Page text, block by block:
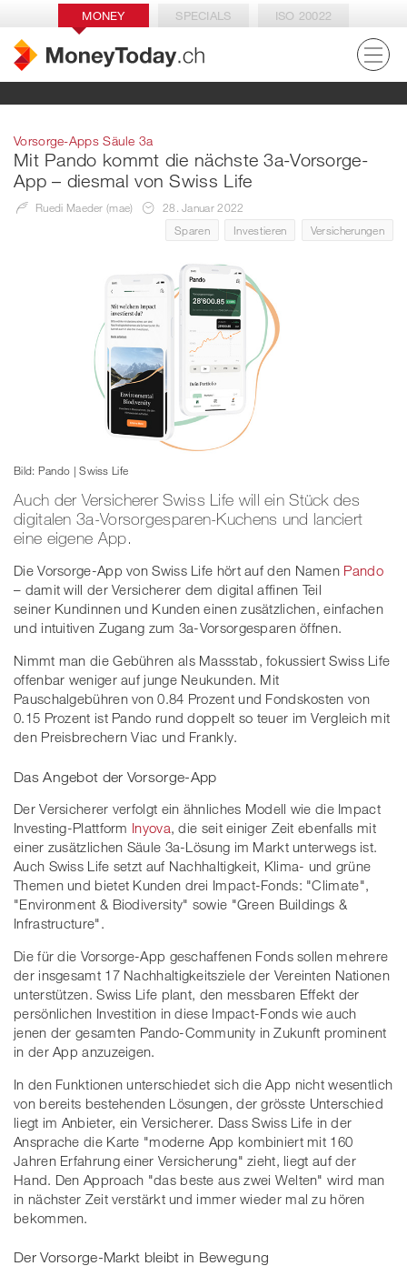
MONEY SPECIALS ISO 20022
Vorsorge-Apps Säule 3a
Mit Pando kommt die nächste 3a-Vorsorge-
App – diesmal von Swiss Life
Ruedi Maeder (mae)
28. Januar 2022
Sparen
Investieren Versicherungen
Bild: Pando | Swiss Life
Auch der Versicherer Swiss Life will ein Stück des
digitalen 3a-Vorsorgesparen-Kuchens und lanciert
eine eigene App.
Die Vorsorge-App von Swiss Life hört auf den Namen Pando
– damit will der Versicherer dem digital affinen Teil
seiner Kundinnen und Kunden einen zusätzlichen, einfachen
und intuitiven Zugang zum 3a-Vorsorgesparen öffnen.
Nimmt man die Gebühren als Massstab, fokussiert Swiss Life
offenbar weniger auf junge Neukunden. Mit
Pauschalgebühren von 0.84 Prozent und Fondskosten von
0.15 Prozent ist Pando rund doppelt so teuer im Vergleich mit
den Preisbrechern Viac und Frankly.
Das Angebot der Vorsorge-App
Der Versicherer verfolgt ein ähnliches Modell wie die Impact
Investing-Plattform Inyova , die seit einiger Zeit ebenfalls mit
einer zusätzlichen Säule 3a-Lösung im Markt unterwegs ist.
Auch Swiss Life setzt auf Nachhaltigkeit, Klima- und grüne
Themen und bietet Kunden drei Impact-Fonds: "Climate",
"Environment & Biodiversity" sowie "Green Buildings &
Infrastructure".
Die für die Vorsorge-App geschaffenen Fonds sollen mehrere
der insgesamt 17 Nachhaltigkeitsziele der Vereinten Nationen
unterstützen. Swiss Life plant, den messbaren Effekt der
persönlichen Investition in diese Impact-Fonds wie auch
jenen der gesamten Pando-Community in Zukunft prominent
in der App anzuzeigen.
In den Funktionen unterschiedet sich die App nicht wesentlich
von bereits bestehenden Lösungen, der grösste Unterschied
liegt im Anbieter, ein Versicherer. Dass Swiss Life in der
Ansprache die Karte "moderne App kombiniert mit 160
Jahren Erfahrung einer Versicherung" zieht, liegt auf der
Hand. Den Approach "das beste aus zwei Welten" wird man
in nächster Zeit verstärkt und immer wieder mal zu hören
bekommen.
Der Vorsorge-Markt bleibt in Bewegung